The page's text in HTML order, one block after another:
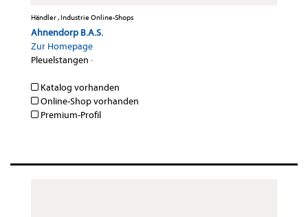
Händler , Industrie Online-Shops
Ahnendorp B.A.S.
Zur Homepage
Pleuelstangen ·
Katalog vorhanden
Online-Shop vorhanden
Premium-Profil